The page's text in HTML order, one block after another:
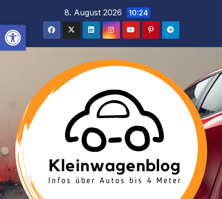
Werkzeugleiste öffnen
springen
8. August 2026 10:24